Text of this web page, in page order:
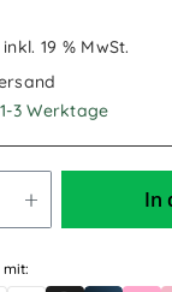
inkl. 19 % MwSt.
3 Werktage
In
mit: